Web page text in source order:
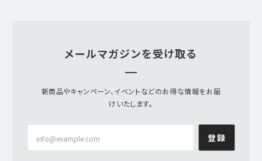
メールマガジンを受け取る
新商品やキャンペーン、イベントなどのお得な情報をお届
けいたします。
登録